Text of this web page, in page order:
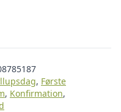
, Første
, Konfirmation,